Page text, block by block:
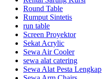
Round Table
Rumput Sintetis
run table
Screen Proyektor
Sekat Acrylic
Sewa Air Cooler
sewa alat catering
Sewa Alat Pesta Lengkap